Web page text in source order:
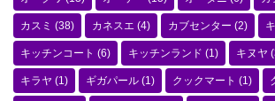
カスミ (38) カネスエ (4) カブセンター (2)
キッチンコート (6) キッチンランド (1) キヌヤ
キラヤ (1) ギガパール (1) クックマート (1)